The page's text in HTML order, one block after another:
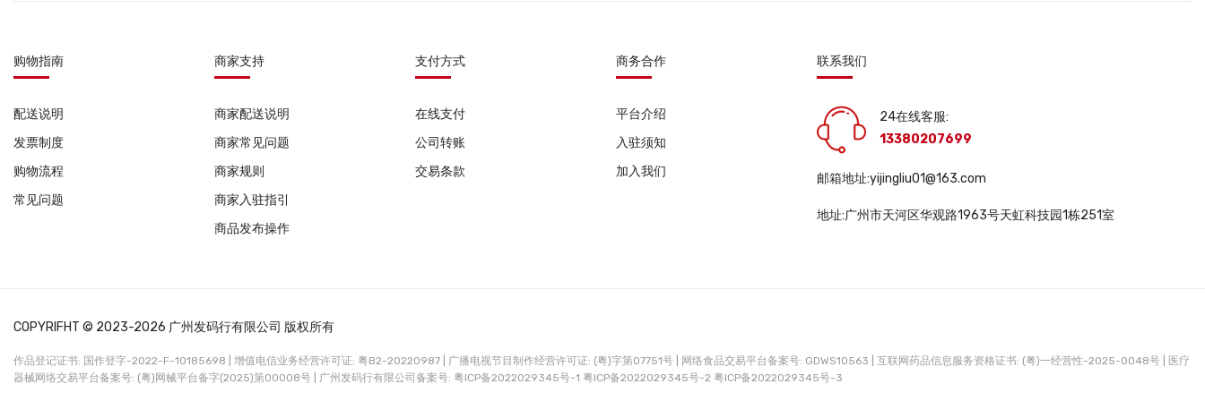
购物指南
配送说明
发票制度
购物流程
常见问题
商家支持
商家配送说明
商家常见问题
商家规则
商家入驻指引
商品发布操作
支付方式
在线支付
公司转账
交易条款
商务合作
平台介绍
入驻须知
加入我们
联系我们
24在线客服:
13380207699
邮箱地址:yijingliu01@163.com
地址:广州市天河区华观路1963号天虹科技园1栋251室
COPYRIFHT © 2023-2026 广州发码行有限公司 版权所有
作品登记证书: 国作登字-2022-F-10185698 | 增值电信业务经营许可证: 粤B2-20220987 | 广播电视节目制作经营许可证: (粤)字第07751号 | 网络食品交易平台备案号: GDWS10563 | 互联网药品信息服务资格证书: (粤)一经营性-2025-0048号 |
医疗
器械网络交易平台备案号: (粤)网械平台备字(2025)第00008号 | 广州发码行有限公司备案号: 粤ICP备2022029345号-1 粤ICP备2022029345号-2 粤ICP备2022029345号-3